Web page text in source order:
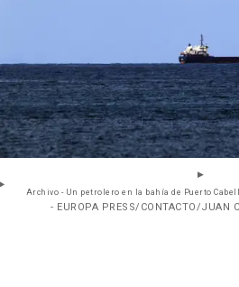
Archivo - Un petrolero en la bahía de Puerto
- EUROPA PRESS/CONTACTO/JUAN